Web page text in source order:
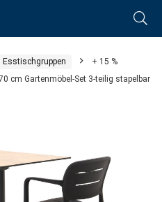
Esstischgruppen
+ 15 %
cm Gartenmöbel-Set 3-teilig stapelbar